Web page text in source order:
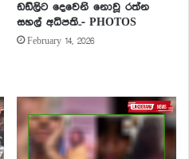
ඩඩ්ලිට දෙවෙනි නොවූ රත්න
සහල් අධිපති..- PHOTOS
February 14, 2026